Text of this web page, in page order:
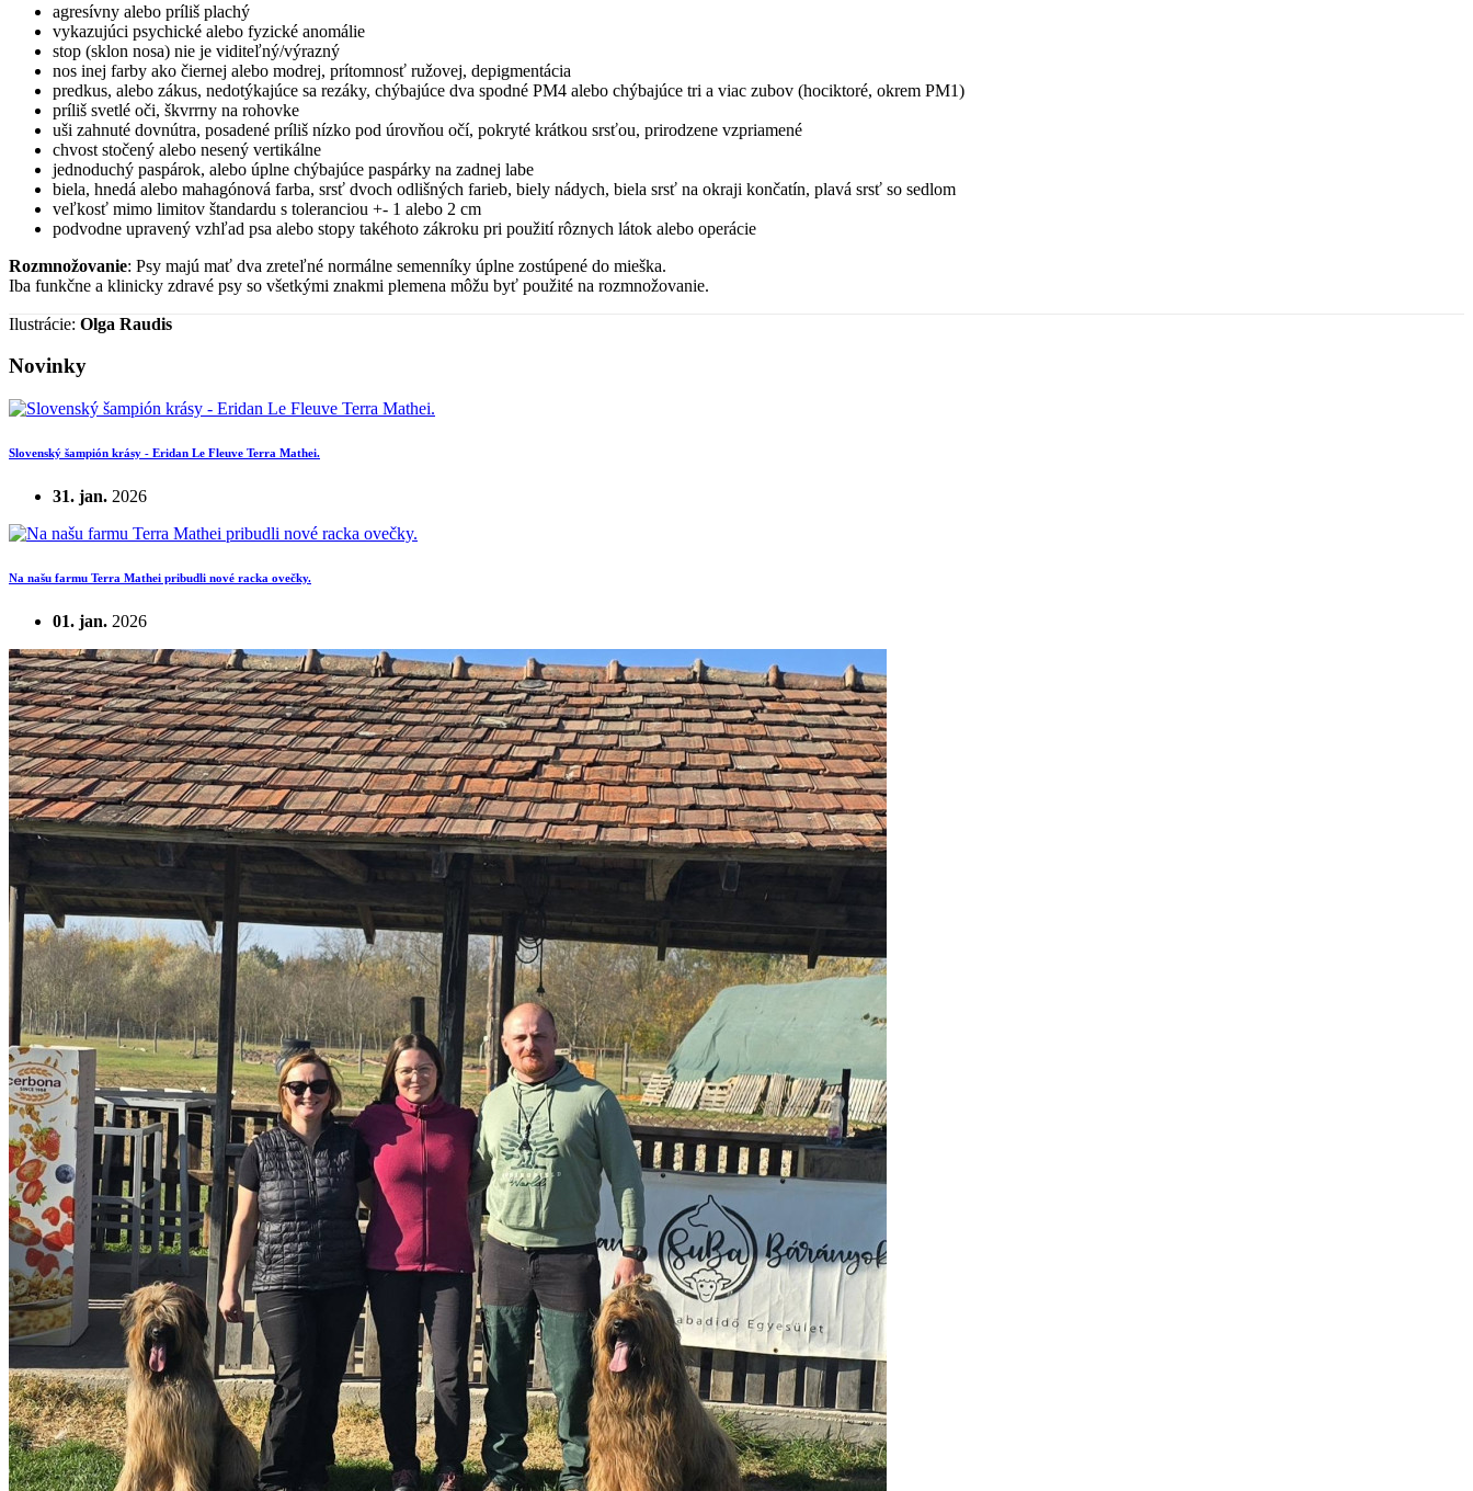
agresívny alebo príliš plachý
vykazujúci psychické alebo fyzické anomálie
stop (sklon nosa) nie je viditeľný/výrazný
nos inej farby ako čiernej alebo modrej, prítomnosť ružovej, depigmentácia
predkus, alebo zákus, nedotýkajúce sa rezáky, chýbajúce dva spodné PM4 alebo chýbajúce tri a viac zubov (hociktoré, okrem PM1)
príliš svetlé oči, škvrrny na rohovke
uši zahnuté dovnútra, posadené príliš nízko pod úrovňou očí, pokryté krátkou srsťou, prirodzene vzpriamené
chvost stočený alebo nesený vertikálne
jednoduchý paspárok, alebo úplne chýbajúce paspárky na zadnej labe
biela, hnedá alebo mahagónová farba, srsť dvoch odlišných farieb, biely nádych, biela srsť na okraji končatín, plavá srsť so sedlom
veľkosť mimo limitov štandardu s toleranciou +- 1 alebo 2 cm
podvodne upravený vzhľad psa alebo stopy takéhoto zákroku pri použití rôznych látok alebo operácie
Rozmnožovanie: Psy majú mať dva zreteľné normálne semenníky úplne zostúpené do mieška.
Iba funkčne a klinicky zdravé psy so všetkými znakmi plemena môžu byť použité na rozmnožovanie.
Ilustrácie: Olga Raudis
Novinky
Slovenský šampión krásy - Eridan Le Fleuve Terra Mathei.
31. jan. 2026
Na našu farmu Terra Mathei pribudli nové racka ovečky.
01. jan. 2026